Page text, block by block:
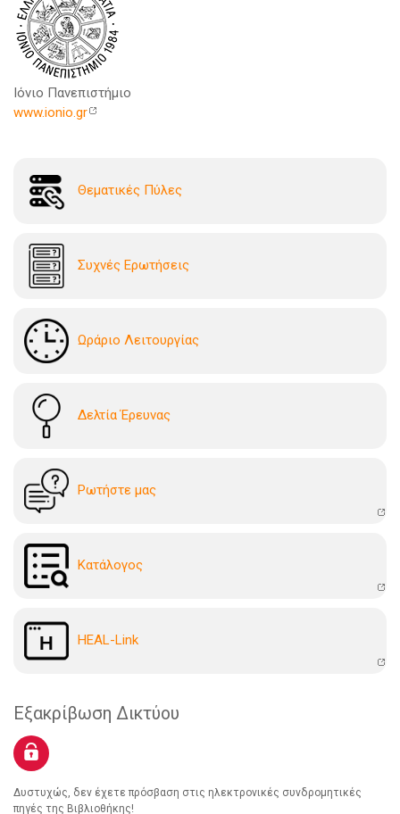
Ιόνιο Πανεπιστήμιο
www.ionio.gr
Θεματικές Πύλες
Συχνές Ερωτήσεις
Ωράριο Λειτουργίας
Δελτία Έρευνας
Ρωτήστε μας
Kατάλογoς
HEAL-Link
Εξακρίβωση Δικτύου
Δυστυχώς, δεν έχετε πρόσβαση στις ηλεκτρονικές συνδρομητικές
πηγές της Βιβλιοθήκης!